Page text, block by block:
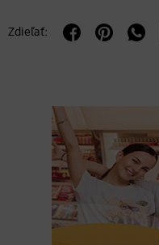
Zdieľať: